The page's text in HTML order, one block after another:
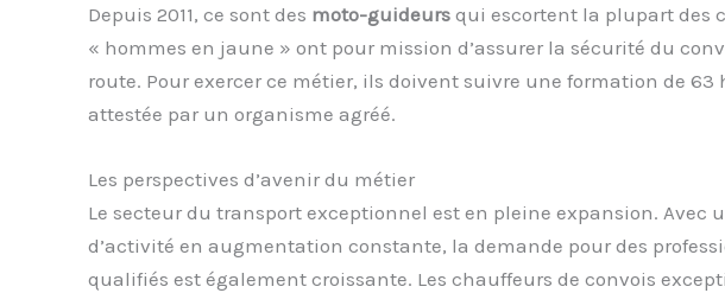
Depuis 2011, ce sont des moto-guideursqui escortent la plupart des
« hommes en jaune » ont pour mission d’assurer la sécurité du
route. Pour exercer ce métier, ils doivent suivre une formation de 63
attestée par un organisme agréé.
Les perspectives d’avenir du métier
Le secteur du transport exceptionnel est en pleine expansion. Avec
d’activité en augmentation constante, la demande pour des
qualifiés est également croissante. Les chauffeurs de convois